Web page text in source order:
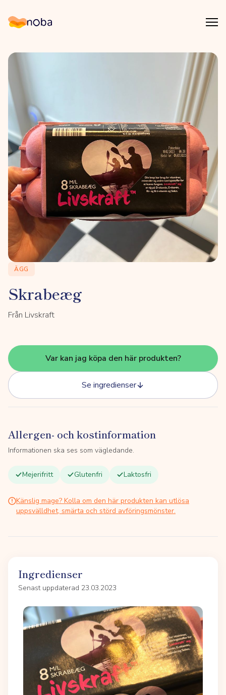
Noba
ÄGG
Skrabeæg
Från Livskraft
Var kan jag köpa den här produkten?
Se ingredienser
Allergen- och kostinformation
Informationen ska ses som vägledande.
Mejerifritt Glutenfri Laktosfri
Känslig mage? Kolla om den här produkten kan utlösa
uppsvälldhet, smärta och störd avföringsmönster.
Ingredienser
Senast uppdaterad 23.03.2023